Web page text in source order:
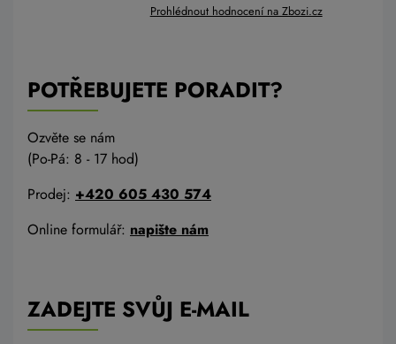
Prohlédnout hodnocení na Zbozi.cz
POTŘEBUJETE PORADIT?
Ozvěte se nám
(Po-Pá: 8 - 17 hod)
Prodej: +420 605 430 574
Online formulář: napište nám
ZADEJTE SVŮJ E-MAIL